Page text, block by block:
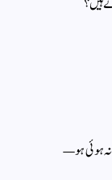
ہوئی ہو—